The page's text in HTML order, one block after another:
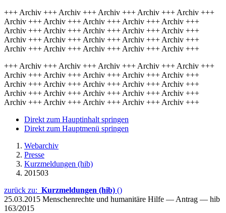
+++ Archiv +++ Archiv +++ Archiv +++ Archiv +++ Archiv +++
Archiv +++ Archiv +++ Archiv +++ Archiv +++ Archiv +++
Archiv +++ Archiv +++ Archiv +++ Archiv +++ Archiv +++
Archiv +++ Archiv +++ Archiv +++ Archiv +++ Archiv +++
Archiv +++ Archiv +++ Archiv +++ Archiv +++ Archiv +++
+++ Archiv +++ Archiv +++ Archiv +++ Archiv +++ Archiv +++
Archiv +++ Archiv +++ Archiv +++ Archiv +++ Archiv +++
Archiv +++ Archiv +++ Archiv +++ Archiv +++ Archiv +++
Archiv +++ Archiv +++ Archiv +++ Archiv +++ Archiv +++
Archiv +++ Archiv +++ Archiv +++ Archiv +++ Archiv +++
Direkt zum Hauptinhalt springen
Direkt zum Hauptmenü springen
Webarchiv
Presse
Kurzmeldungen (hib)
201503
zurück zu: Kurzmeldungen (hib) ()
25.03.2015 Menschenrechte und humanitäre Hilfe — Antrag — hib
163/2015